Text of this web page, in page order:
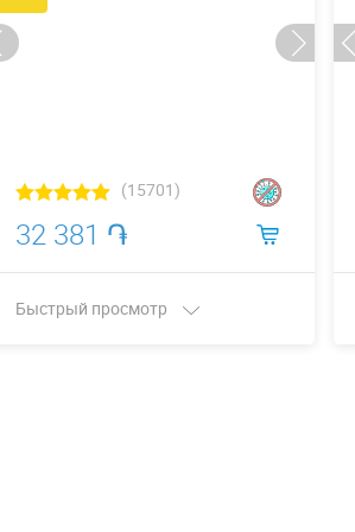
(15701)
32 381 ֏
Быстрый просмотр